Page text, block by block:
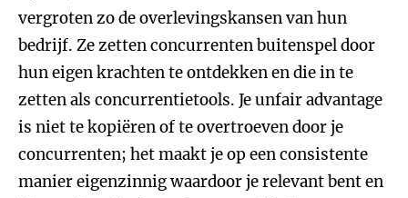
vergroten zo de overlevingskansen van hun
bedrijf. Ze zetten concurrenten buitenspel door
hun eigen krachten te ontdekken en die in te
zetten als concurrentietools. Je unfair advantage
is niet te kopiëren of te overtroeven door je
concurrenten; het maakt je op een consistente
manier eigenzinnig waardoor je relevant bent en